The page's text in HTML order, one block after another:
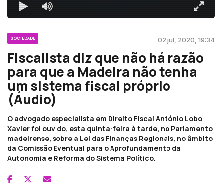
SOCIEDADE 02 jul, 2020, 19:34
Fiscalista diz que não há razão
para que a Madeira não tenha
um sistema fiscal próprio
(Áudio)
O advogado especialista em Direito Fiscal António Lobo
Xavier foi ouvido, esta quinta-feira à tarde, no Parlamento
madeirense, sobre a Lei das Finanças Regionais, no âmbito
da Comissão Eventual para o Aprofundamento da
Autonomia e Reforma do Sistema Político.